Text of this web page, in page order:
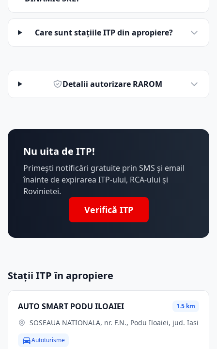
Care sunt stațiile ITP din apropiere?
Detalii autorizare RAROM
Nu uita de ITP!
Primești notificări gratuite prin SMS și email
înainte de expirarea ITP-ului, RCA-ului și
Rovinietei.
Verifică ITP
Stații ITP în apropiere
AUTO SMART PODU ILOAIEI 1.5 km
SOSEAUA NATIONALA, nr. F.N., Podu Iloaiei, jud. Iasi
Autoturisme